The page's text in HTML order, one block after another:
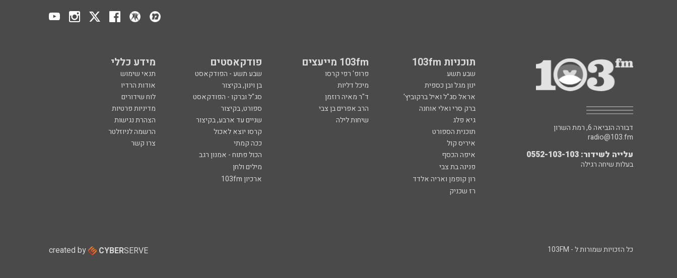
תוכניות 103fm 103fm מייעצים פודקאסטים מידע כללי
שבע תשע פרופ' רפי קרסו שבע תשע - הפודקאסט
תנאי שימוש
ינון מגל ובן כספית
מיכל דליות בן וינון, בקיצור
אודות הרדיו
אראל סג"ל ואיל ברקוביץ'
ד"ר מאיה רוזמן סג"ל וברקו - הפודקאסט
לוח שידורים
ברק סרי ואלי אוחנה
הרב אפרים בן צבי ספורט, בקיצור
מדיניות פרטיות
גיא פלג
שיחות לילה שניים עד ארבע, בקיצור
הצהרת נגישות
תוכנית הספורט
קרסו יוצא לאכול
הרשמה לניוזלטר
איריס קול
ככה קמתי
צרו קשר
איפה הכסף
הכול פתוח - אמנון רגב
פנינה בת צבי
מילים ולחן
רון קופמן ואריה אלדד
ארכיון 103fm
רז שכניק
דבורה הנביאה 6, רמת השרון
radio@103.fm
עלייה לשידור: 0552-103-103
בעלות שיחה רגילה
כל הזכויות שמורות ל - 103FM created by CYBERSERVE